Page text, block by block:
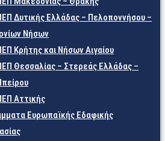
Δυτικής Ελλάδας – Πελοποννήσου –
Νήσων
Κρήτης και Νήσων Αιγαίου
Θεσσαλίας – Στερεάς Ελλάδας –
Αττικής
Ευρωπαϊκής Εδαφικής